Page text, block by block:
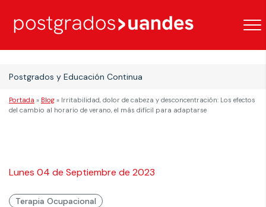
Postgrados y Educación Continua
Portada » Blog » Irritabilidad, dolor de cabeza y desconcentración: Los efectos
del cambio al horario de verano, el más difícil para adaptarse
Lunes 04 de Septiembre de 2023
Terapia Ocupacional